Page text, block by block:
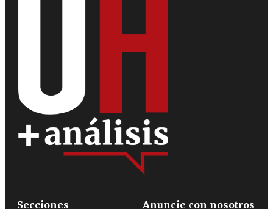
Secciones
Anuncie con nosotros